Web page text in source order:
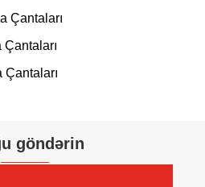
Çantaları
Çantaları
Çantaları
göndərin